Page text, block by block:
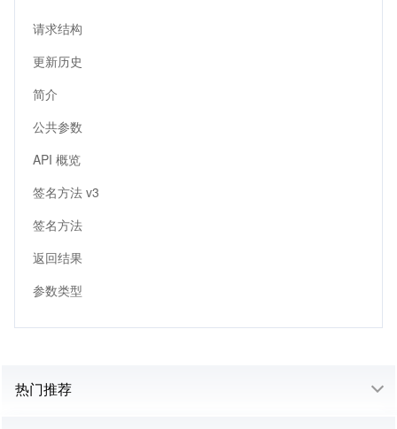
请求结构
更新历史
简介
公共参数
API 概览
签名方法 v3
签名方法
返回结果
参数类型
热门推荐